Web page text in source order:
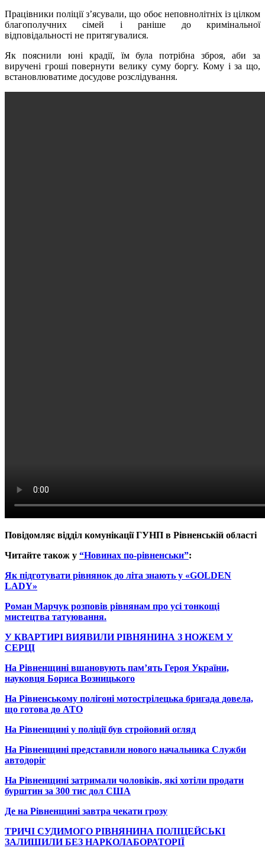
Працівники поліції з’ясували, що обоє неповнолітніх із цілком
благополучних сімей і раніше до кримінальної
відповідальності не притягувалися.
Як пояснили юні крадії, їм була потрібна зброя, аби за
виручені гроші повернути велику суму боргу. Кому і за що,
встановлюватиме досудове розслідування.
Повідомляє відділ комунікації ГУНП в Рівненській області
Читайте також у “Новинах по-рівненськи”:
Як підготувати рівнянок до літа знають у «GOLDEN
LADY»
Роман Марчук розповів рівнянам про усі тонкощі
мистецтва татуювання.
У КВАРТИРІ ВИЯВИЛИ РІВНЯНИНА З НОЖЕМ У
СЕРЦІ
На Рівненщині вшановують пам’ять Героя України,
науковця Бориса Возницького
На Рівненському полігоні мотострілецька бригада довела,
що готова до АТО
На Рівненщині у поліції був стройовий огляд
На Рівненщині представили нового начальника Служби
автодоріг
На Рівненщині затримали чоловіків, які хотіли продати
бурштин за 300 тис дол США
Де на Рівненщині завтра чекати грозу
ТРИЧІ СУДИМОГО РІВНЯНИНА ПОЛІЦЕЙСЬКІ
ЗАЛИШИЛИ БЕЗ НАРКОЛАБОРАТОРІЇ